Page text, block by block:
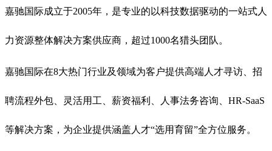
嘉驰国际成立于2005年，是专业的以科技数据驱动的一站式人
力资源整体解决方案供应商，超过1000名猎头团队 。
嘉驰国际在8大热门行业及领域为客户提供高端人才寻访、招
聘流程外包、灵活用工、薪资福利、人事法务咨询、HR-SaaS
等解决方案，为企业提供涵盖人才“选用育留”全方位服务。